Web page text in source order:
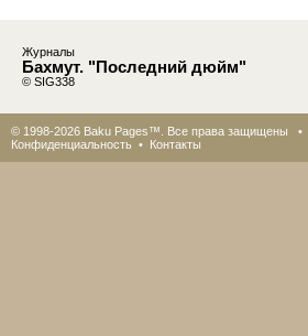
Журналы
Бахмут. "Последний дюйм"
© SIG338
© 1998-2026 Baku Pages™. Все права защищены •
Конфиденциальность • Контакты